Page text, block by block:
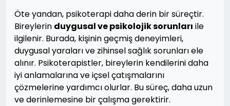
Öte yandan, psikoterapi daha derin bir süreçtir.
Bireylerin duygusal ve psikolojik sorunları ile
ilgilenir. Burada, kişinin geçmiş deneyimleri,
duygusal yaraları ve zihinsel sağlık sorunları ele
alınır. Psikoterapistler, bireylerin kendilerini daha
iyi anlamalarına ve içsel çatışmalarını
çözmelerine yardımcı olurlar. Bu süreç, daha uzun
ve derinlemesine bir çalışma gerektirir.